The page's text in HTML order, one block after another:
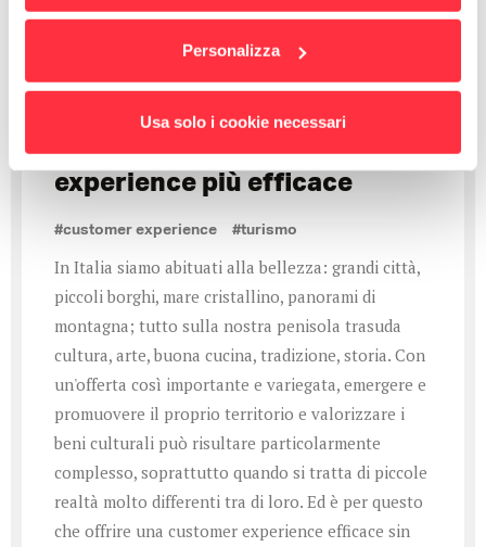
Personalizza
Usa solo i cookie necessari
La valorizzazione del
territorio: la customer
experience più efficace
#customer experience #turismo
In Italia siamo abituati alla bellezza: grandi città,
piccoli borghi, mare cristallino, panorami di
montagna; tutto sulla nostra penisola trasuda
cultura, arte, buona cucina, tradizione, storia. Con
un'offerta così importante e variegata, emergere e
promuovere il proprio territorio e valorizzare i
beni culturali può risultare particolarmente
complesso, soprattutto quando si tratta di piccole
realtà molto differenti tra di loro. Ed è per questo
che offrire una customer experience efficace sin